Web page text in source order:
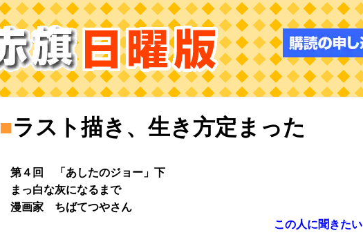
■ラスト描き、生き方定まった
第４回 「あしたのジョー」下
まっ白な灰になるまで
漫画家 ちばてつやさん
この人に聞きたい